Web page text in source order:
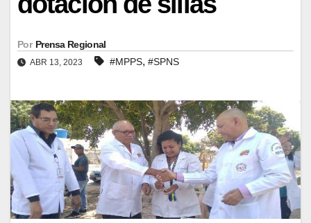
Por Prensa Regional
ABR 13, 2023 #MPPS, #SPNS